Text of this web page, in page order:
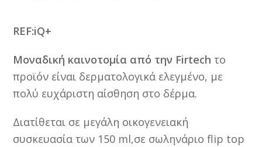
REF:iQ+
Μοναδική καινοτομία από την Firtechτο
προϊόν είναι δερματολογικά ελεγμένο, με
πολύ ευχάριστη αίσθηση στο δέρμα.
Διατίθεται σε μεγάλη οικογενειακή
συσκευασία των 150 ml,σε σωληνάριο flip top